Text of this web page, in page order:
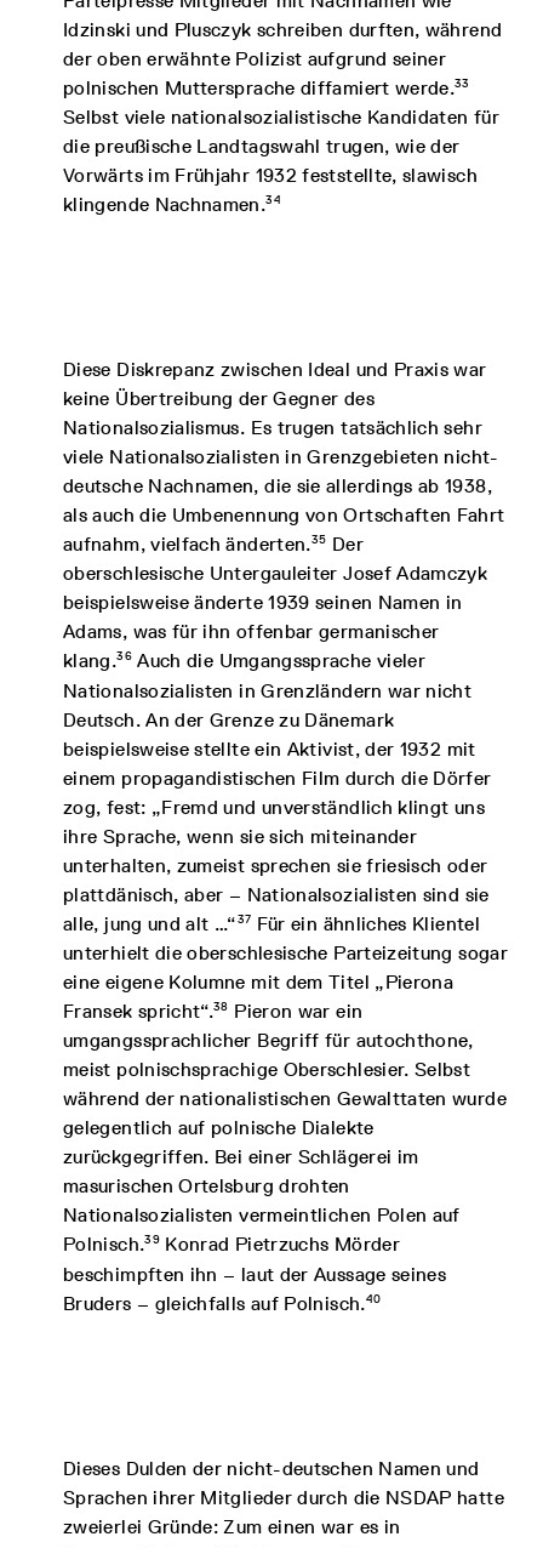
Idzinski und Plusczyk schreiben durften, während
der oben erwähnte Polizist aufgrund seiner
polnischen Muttersprache diffamiert werde.33
Selbst viele nationalsozialistische Kandidaten für
die preußische Landtagswahl trugen, wie der
Vorwärts im Frühjahr 1932 feststellte, slawisch
klingende Nachnamen.34
Diese Diskrepanz zwischen Ideal und Praxis war
keine Übertreibung der Gegner des
Nationalsozialismus. Es trugen tatsächlich sehr
viele Nationalsozialisten in Grenzgebieten nicht-
deutsche Nachnamen, die sie allerdings ab 1938,
als auch die Umbenennung von Ortschaften Fahrt
aufnahm, vielfach änderten.35 Der
oberschlesische Untergauleiter Josef Adamczyk
beispielsweise änderte 1939 seinen Namen in
Adams, was für ihn offenbar germanischer
klang.36Auch die Umgangssprache vieler
Nationalsozialisten in Grenzländern war nicht
Deutsch. An der Grenze zu Dänemark
beispielsweise stellte ein Aktivist, der 1932 mit
einem propagandistischen Film durch die Dörfer
zog, fest: „Fremd und unverständlich klingt uns
ihre Sprache, wenn sie sich miteinander
unterhalten, zumeist sprechen sie friesisch oder
plattdänisch, aber – Nationalsozialisten sind sie
alle, jung und alt …“37 Für ein ähnliches Klientel
unterhielt die oberschlesische Parteizeitung sogar
eine eigene Kolumne mit dem Titel „Pierona
Fransek spricht“.38 Pieron war ein
umgangssprachlicher Begriff für autochthone,
meist polnischsprachige Oberschlesier. Selbst
während der nationalistischen Gewalttaten wurde
gelegentlich auf polnische Dialekte
zurückgegriffen. Bei einer Schlägerei im
masurischen Ortelsburg drohten
Nationalsozialisten vermeintlichen Polen auf
Polnisch.39Konrad Pietrzuchs Mörder
beschimpften ihn – laut der Aussage seines
Bruders – gleichfalls auf Polnisch.40
Dieses Dulden der nicht-deutschen Namen und
Sprachen ihrer Mitglieder durch die NSDAP hatte
zweierlei Gründe: Zum einen war es in